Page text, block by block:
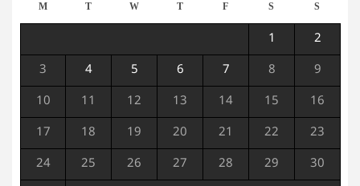
M T W T F S S
1 2
3 4 5 6 7 8 9
10 11 12 13 14 15 16
17 18 19 20 21 22 23
24 25 26 27 28 29 30